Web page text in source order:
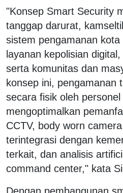
"Konsep Smart Security
tanggap darurat,
sistem pengamanan kota
layanan kepolisian
serta komunitas dan
konsep ini, pengamanan
secara fisik oleh
mengoptimalkan
CCTV, body worn
terintegrasi dengan
terkait, dan analisis
command center," kata